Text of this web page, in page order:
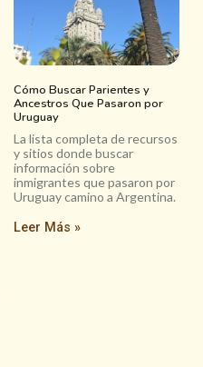
Cómo Buscar Parientes y
Ancestros Que Pasaron por
Uruguay
La lista completa de recursos
y sitios donde buscar
información sobre
inmigrantes que pasaron por
Uruguay camino a Argentina.
Leer Más »